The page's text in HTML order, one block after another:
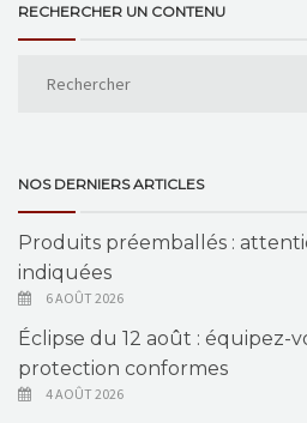
RECHERCHER UN CONTENU
NOS DERNIERS ARTICLES
Produits préemballés :
indiquées
6 AOÛT 2026
Éclipse du 12 août : équipez-
protection conformes
4 AOÛT 2026